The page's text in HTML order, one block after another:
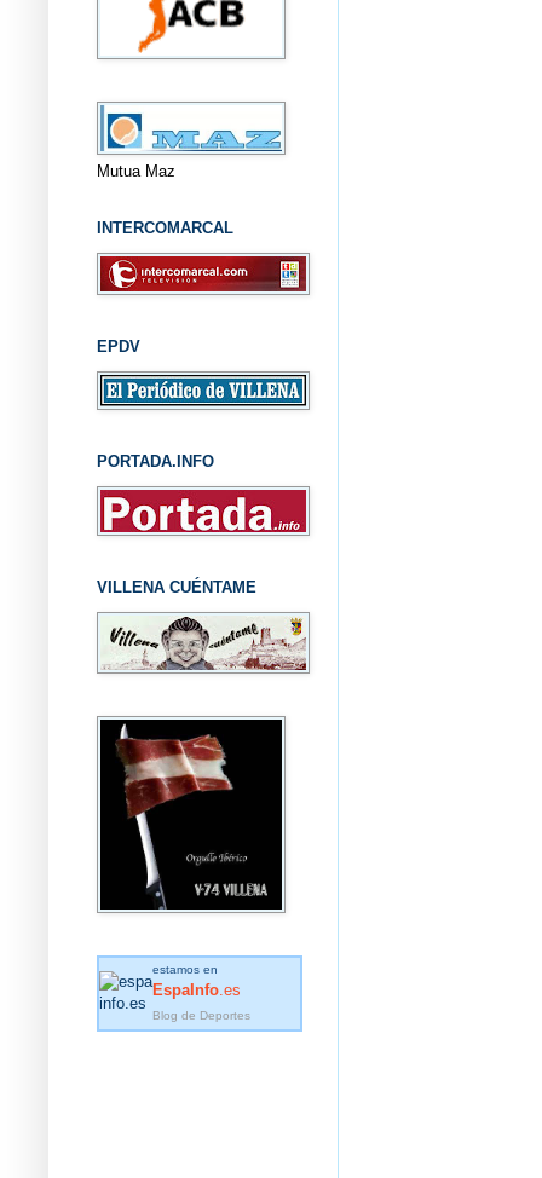
Mutua Maz
INTERCOMARCAL
EPDV
PORTADA.INFO
VILLENA CUÉNTAME
estamos en
EspaInfo .es
Blog de Deportes